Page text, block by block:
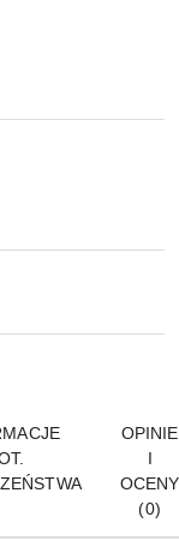
OPINIE
I
OCENY
(0)